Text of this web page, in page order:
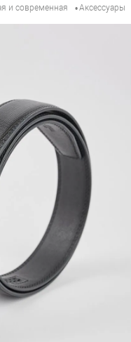
и современная •Аксессуары